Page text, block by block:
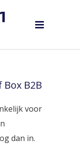
B2B
voor
dan in.